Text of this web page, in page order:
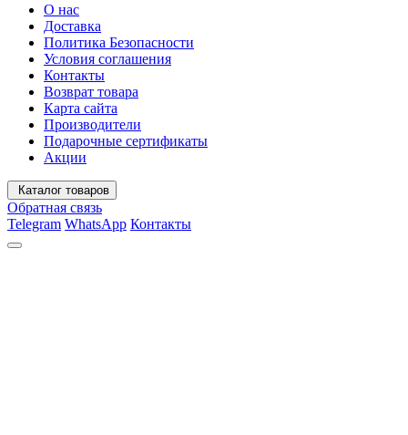
О нас
Доставка
Политика Безопасности
Условия соглашения
Контакты
Возврат товара
Карта сайта
Производители
Подарочные сертификаты
Акции
Каталог товаров
Обратная связь
Telegram WhatsApp Контакты